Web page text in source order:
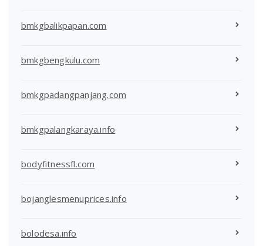
bmkgbalikpapan.com
bmkgbengkulu.com
bmkgpadangpanjang.com
bmkgpalangkaraya.info
bodyfitnessfl.com
bojanglesmenuprices.info
bolodesa.info